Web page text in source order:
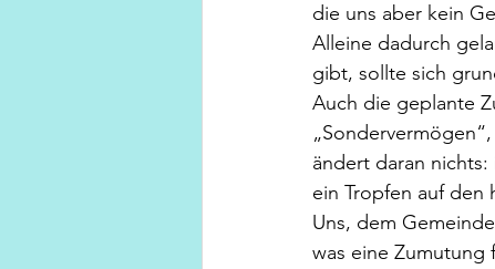
die uns aber kein
Alleine dadurch
gibt, sollte sich
Auch die geplante
ändert daran
ein Tropfen auf den
Uns, dem
was eine